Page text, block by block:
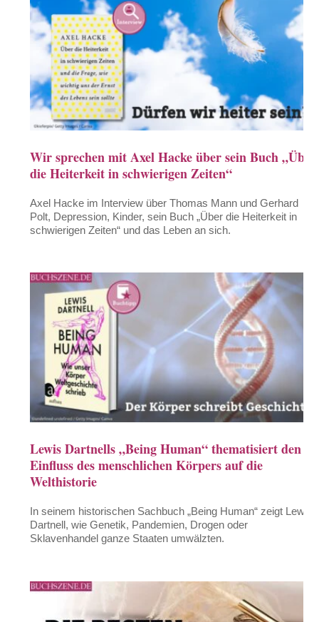
Wir sprechen mit Axel Hacke über sein Buch „Über
die Heiterkeit in schwierigen Zeiten“
Axel Hacke im Interview über Thomas Mann und Gerhard
Polt, Depression, Kinder, sein Buch „Über die Heiterkeit in
schwierigen Zeiten“ und das Leben an sich.
Lewis Dartnells „Being Human“ thematisiert den
Einfluss des menschlichen Körpers auf die
Welthistorie
In seinem historischen Sachbuch „Being Human“ zeigt Lewis
Dartnell, wie Genetik, Pandemien, Drogen oder
Sklavenhandel ganze Staaten umwälzten.